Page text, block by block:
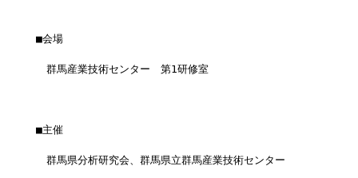
■会場
群馬産業技術センター　第1研修室
■主催
群馬県分析研究会、群馬県立群馬産業技術センター